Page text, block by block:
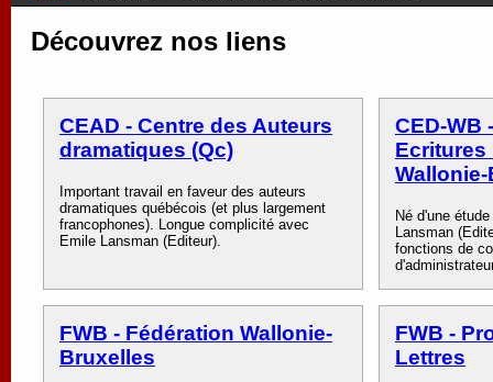
Découvrez nos liens
CEAD - Centre des Auteurs
dramatiques (Qc)
Important travail en faveur des auteurs
dramatiques québécois (et plus largement
francophones). Longue complicité avec
Emile Lansman (Editeur).
CED-WB
Ecritures
Né d'une
Lansman
fonctions de
FWB - Fédération Wallonie-
Bruxelles
FWB -
Lettres